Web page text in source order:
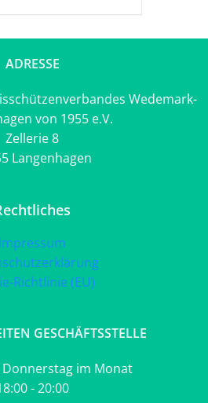
ADRESSE
Wedemark-
von 1955 e.V.
Zellerie 8
Langenhagen
Impressum
Richtlinie (EU)
GESCHÄFTSSTELLE
Donnerstag im Monat
- 20:00